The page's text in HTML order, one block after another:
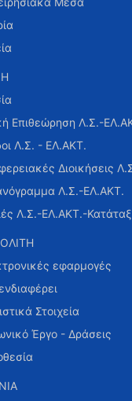
Επιθεώρηση Λ.Σ.-
Λ.Σ. - ΕΛ.ΑΚΤ.
Διοικήσεις
Λ.Σ.-ΕΛ.ΑΚΤ.
Λ.Σ.-ΕΛ.ΑΚΤ.-
εφαρμογές
Στοιχεία
Έργο - Δράσεις